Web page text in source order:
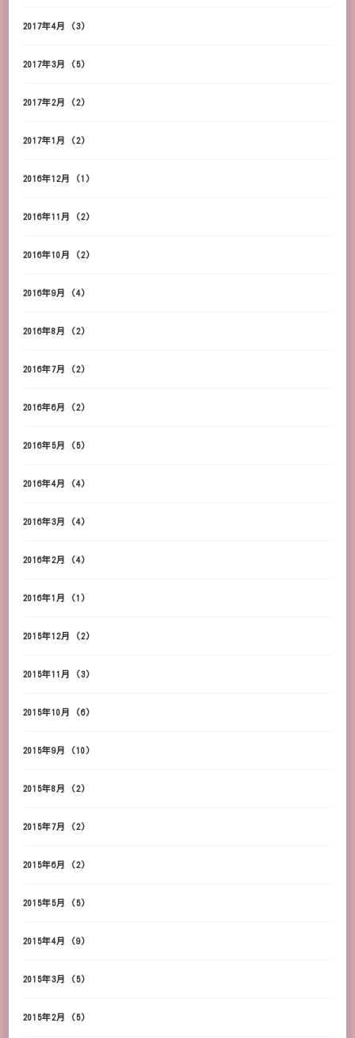
2017年4月 (3)
2017年3月 (5)
2017年2月 (2)
2017年1月 (2)
2016年12月 (1)
2016年11月 (2)
2016年10月 (2)
2016年9月 (4)
2016年8月 (2)
2016年7月 (2)
2016年6月 (2)
2016年5月 (5)
2016年4月 (4)
2016年3月 (4)
2016年2月 (4)
2016年1月 (1)
2015年12月 (2)
2015年11月 (3)
2015年10月 (6)
2015年9月 (10)
2015年8月 (2)
2015年7月 (2)
2015年6月 (2)
2015年5月 (5)
2015年4月 (9)
2015年3月 (5)
2015年2月 (5)